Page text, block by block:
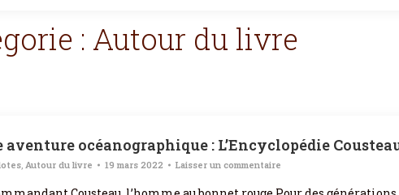
: Autour du livre
aventure océanographique : L’Encyclopédie
,Autour du livre 19 mars 2022 Laisser un commentaire